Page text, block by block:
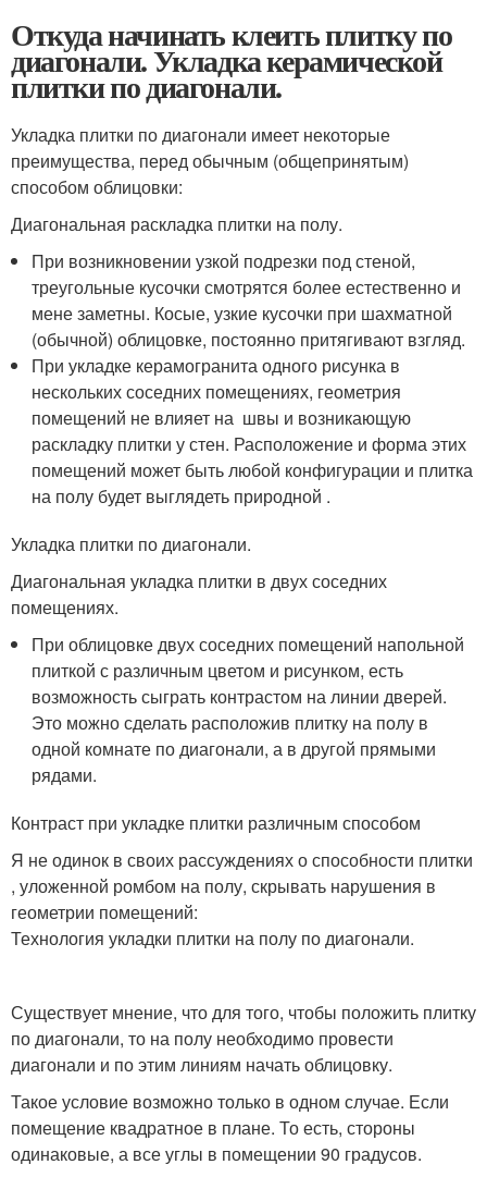
Откуда начинать клеить плитку по
диагонали. Укладка керамической
плитки по диагонали.
Укладка плитки по диагонали имеет некоторые
преимущества, перед обычным (общепринятым)
способом облицовки:
Диагональная раскладка плитки на полу.
При возникновении узкой подрезки под стеной,
треугольные кусочки смотрятся более естественно и
мене заметны. Косые, узкие кусочки при шахматной
(обычной) облицовке, постоянно притягивают взгляд.
При укладке керамогранита одного рисунка в
нескольких соседних помещениях, геометрия
помещений не влияет на швы и возникающую
раскладку плитки у стен. Расположение и форма этих
помещений может быть любой конфигурации и плитка
на полу будет выглядеть природной .
Укладка плитки по диагонали.
Диагональная укладка плитки в двух соседних
помещениях.
При облицовке двух соседних помещений напольной
плиткой с различным цветом и рисунком, есть
возможность сыграть контрастом на линии дверей.
Это можно сделать расположив плитку на полу в
одной комнате по диагонали, а в другой прямыми
рядами.
Контраст при укладке плитки различным способом
Я не одинок в своих рассуждениях о способности плитки
, уложенной ромбом на полу, скрывать нарушения в
геометрии помещений:
Технология укладки плитки на полу по диагонали.
Существует мнение, что для того, чтобы положить плитку
по диагонали, то на полу необходимо провести
диагонали и по этим линиям начать облицовку.
Такое условие возможно только в одном случае. Если
помещение квадратное в плане. То есть, стороны
одинаковые, а все углы в помещении 90 градусов.